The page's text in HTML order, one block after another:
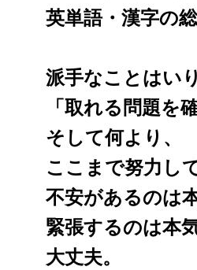
英単語・漢字の
派手なことはい
「取れる問題を
そして何より、
ここまで努力し
不安があるのは
緊張するのは本
大丈夫。